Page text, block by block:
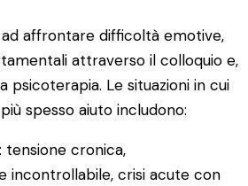
affrontare difficoltà emotive,
attraverso il colloquio e,
psicoterapia. Le situazioni in cui
spesso aiuto includono:
: tensione cronica,
incontrollabile, crisi acute con